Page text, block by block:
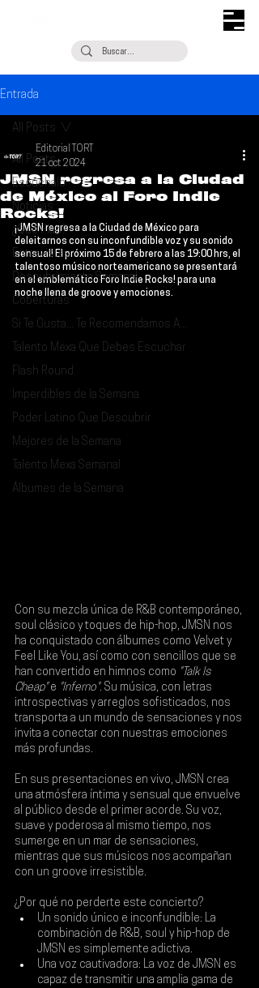
Entrada
All Posts
Escúchalo
Noticias
¿Qué Plan?
Entrevistas
Descubrimiento Semanal
Coberturas
Si Te Gusta... Te Recomendamos A...
Talento Mexa Que Debes Escuchar
Flash Round
Imperdibles de la Semana
Poder Latino Que Descubrir
Mejores de la Semana
Talento Mexa Semanal
Álbumes de la Semana
All Posts
JMSN regresa a la Ciudad
de México al Foro Indie
Rocks!
Editorial TORT
21 oct 2024
¡JMSN regresa a la Ciudad de México para
deleitarnos con su inconfundible voz y su sonido
sensual! El próximo 15 de febrero a las 19:00 hrs, el
talentoso músico norteamericano se presentará
en el emblemático Foro Indie Rocks! para una
noche llena de groove y emociones.
Con su mezcla única de R&B contemporáneo,
soul clásico y toques de hip-hop, JMSN nos
ha conquistado con álbumes como Velvet y
Feel Like You, así como con sencillos que se
han convertido en himnos como "Talk Is
Cheap" e "Inferno". Su música, con letras
introspectivas y arreglos sofisticados, nos
transporta a un mundo de sensaciones y nos
invita a conectar con nuestras emociones
más profundas.
En sus presentaciones en vivo, JMSN crea
una atmósfera íntima y sensual que envuelve
al público desde el primer acorde. Su voz,
suave y poderosa al mismo tiempo, nos
sumerge en un mar de sensaciones,
mientras que sus músicos nos acompañan
con un groove irresistible.
¿Por qué no perderte este concierto?
Un sonido único e inconfundible: La
combinación de R&B, soul y hip-hop de
JMSN es simplemente adictiva.
Una voz cautivadora: La voz de JMSN es
capaz de transmitir una amplia gama de